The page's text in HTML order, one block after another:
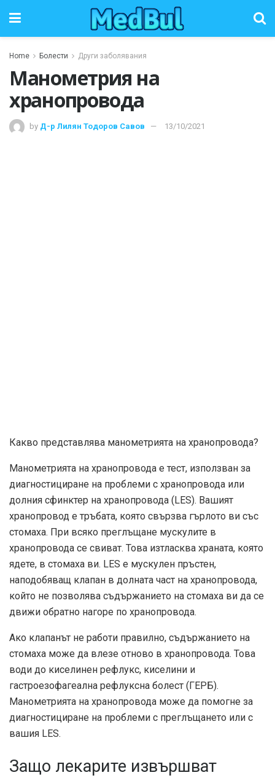
Home Болести Други заболявания
Манометрия на
хранопровода
by Д-р Лилян Тодоров Савов 13/10/2021
Какво представлява манометрията на хранопровода?
Манометрията на хранопровода е тест, използван за
диагностициране на проблеми с хранопровода или
долния сфинктер на хранопровода (LES). Вашият
хранопровод е тръбата, която свързва гърлото ви със
стомаха. При всяко преглъщане мускулите в
хранопровода се свиват. Това изтласква храната, която
ядете, в стомаха ви. LES е мускулен пръстен,
наподобяващ клапан в долната част на хранопровода,
който не позволява съдържанието на стомаха ви да се
движи обратно нагоре по хранопровода.
Ако клапанът не работи правилно, съдържанието на
стомаха може да влезе отново в хранопровода. Това
води до киселинен рефлукс, киселини и
гастроезофагеална рефлуксна болест (ГЕРБ).
Манометрията на хранопровода може да помогне за
диагностициране на проблеми с преглъщането или с
вашия LES.
Защо лекарите извършват